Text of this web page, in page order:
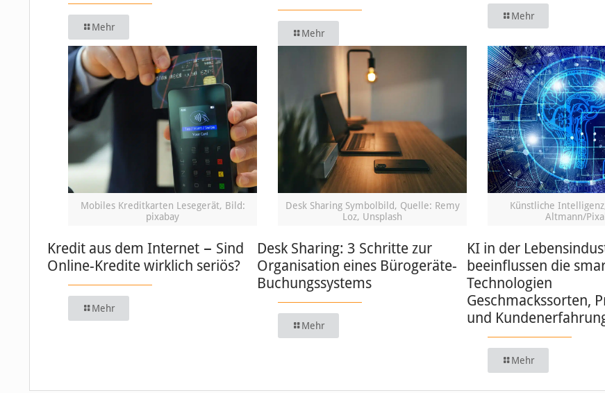
Mehr
Mehr
Mehr
Mobiles Kreditkarten Lesegerät, Bild:
pixabay
Kredit aus dem Internet − Sind
Online-Kredite wirklich seriös?
Mehr
Desk Sharing Symbolbild, Quelle: Remy
Loz, Unsplash
Desk Sharing: 3 Schritte zur
Organisation eines Bürogeräte-
Buchungssystems
Mehr
Künstliche
Altmann/
KI in der
beeinflussen die
Technologien
Geschmackssorten,
und
Mehr